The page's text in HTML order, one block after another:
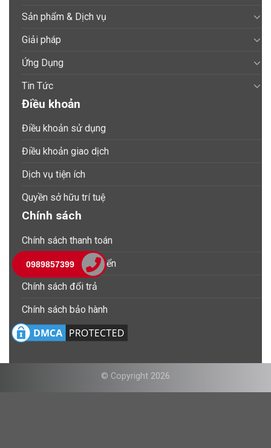
Sản phẩm & Dịch vụ
Giải pháp
Ứng Dụng
Tin Tức
Điều khoản
Điều khoản sử dụng
Điều khoản giao dịch
Dịch vụ tiện ích
Quyền sở hữu trí tuệ
Chính sách
Chính sách thanh toán
Chính sách vận chuyển
Chính sách đổi trả
Chính sách bảo hành
© Copyright 2026
0989857399